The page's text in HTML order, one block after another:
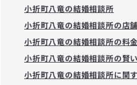
小折町八竜の結婚相談所
小折町八竜の結婚相談所の店
小折町八竜の結婚相談所の料
小折町八竜の結婚相談所の賢
小折町八竜の結婚相談所に関